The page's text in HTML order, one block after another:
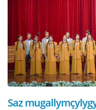
Saz